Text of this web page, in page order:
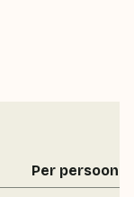
Per persoon